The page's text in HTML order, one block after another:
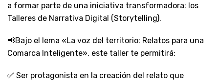
a formar parte de una iniciativa transformadora: los
Talleres de Narrativa Digital (Storytelling).
📢Bajo el lema «La voz del territorio: Relatos para una
Comarca Inteligente», este taller te permitirá:
✅ Ser protagonista en la creación del relato que